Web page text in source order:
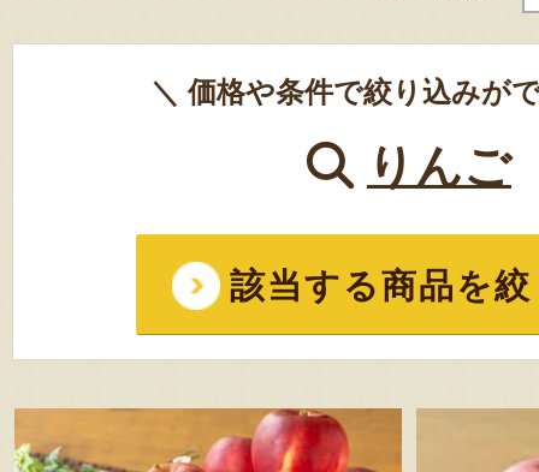
＼ 価格や条件で絞り込みが
りんご
該当する商品を